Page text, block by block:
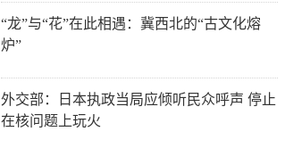
“龙”与“花”在此相遇：冀西北的“古文化熔
炉”
外交部：日本执政当局应倾听民众呼声 停止
在核问题上玩火